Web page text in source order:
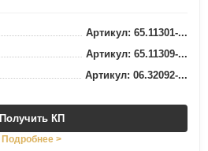
Артикул: 65.11301-...
Артикул: 65.11309-...
Артикул: 06.32092-...
Получить КП
Подробнее >